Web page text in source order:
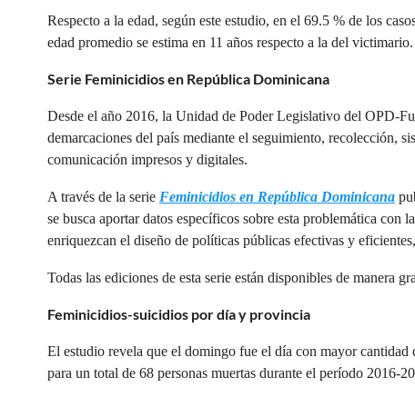
Respecto a la edad, según este estudio, en el 69.5 % de los
edad promedio se estima en 11 años respecto a la del victimario.
Serie Feminicidios en República Dominicana
Desde el año 2016, la Unidad de Poder Legislativo del OPD-
demarcaciones del país mediante el seguimiento, recolección,
comunicación impresos y digitales.
A través de la serie Feminicidios en República Dominicana
se busca aportar datos específicos sobre esta problemática
enriquezcan el diseño de políticas públicas efectivas y
Todas las ediciones de esta serie están disponibles de manera
Feminicidios-suicidios por día y provincia
El estudio revela que el domingo fue el día con mayor
para un total de 68 personas muertas durante el período 2016-